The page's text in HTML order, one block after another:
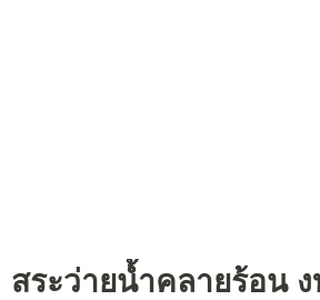
สระว่ายน้ำคลายร้อน